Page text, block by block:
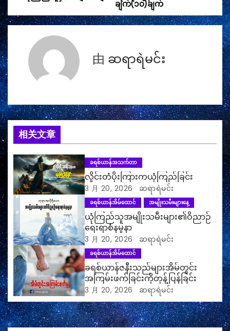
章
航
ချက်(၁၀)ချက်
由 ဆရာရဲမင်း
相关文章
ခရစ်ယာန်အသက်တာ
လှိုင်းတံပိုးကြားကယုံကြည်ခြင်း
3 月 20, 2026 ဆရာရဲမင်း
ခရစ်ယာန်အိမ်ထောင် အမျိုးသမီးများနေ့
ယုံကြည်သူအမျိုးသမီးများ၏ဝိညာဉ်
ရေးရာစံနမူနာ
3 月 20, 2026 ဆရာရဲမင်း
ခရစ်ယာန်အိမ်ထောင်
ခရစ်ယာန်ဇနီးသည်များအိမ်တွင်း
အကြမ်းဖက်ခြင်းကိုတုန့်ပြန်ခြင်း
3 月 20, 2026 ဆရာရဲမင်း